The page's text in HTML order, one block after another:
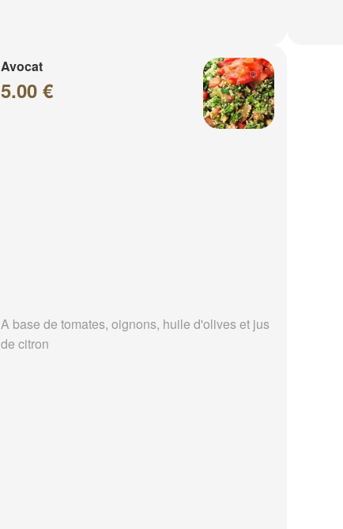
Avocat
5.00 €
A base de tomates, oignons, huile d'olives et jus
de citron